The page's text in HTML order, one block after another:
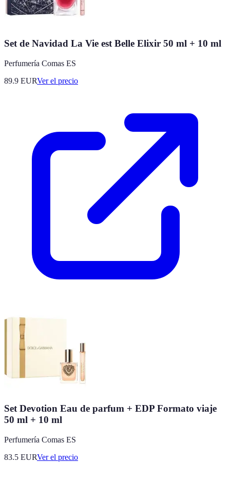
Set de Navidad La Vie est Belle Elixir 50 ml + 10 ml
Perfumería Comas ES
89.9 EURVer el precio
Set Devotion Eau de parfum + EDP Formato viaje
50 ml + 10 ml
Perfumería Comas ES
83.5 EURVer el precio